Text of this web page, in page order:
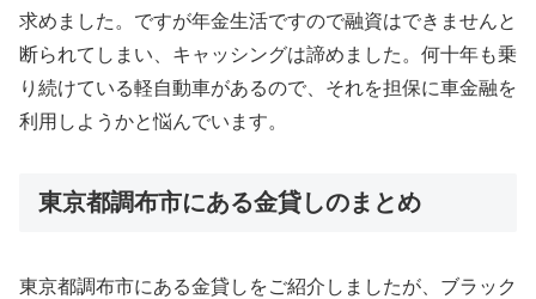
求めました。ですが年金生活ですので融資はできませんと
断られてしまい、キャッシングは諦めました。何十年も乗
り続けている軽自動車があるので、それを担保に車金融を
利用しようかと悩んでいます。
東京都調布市にある金貸しのまとめ
東京都調布市にある金貸しをご紹介しましたが、ブラック